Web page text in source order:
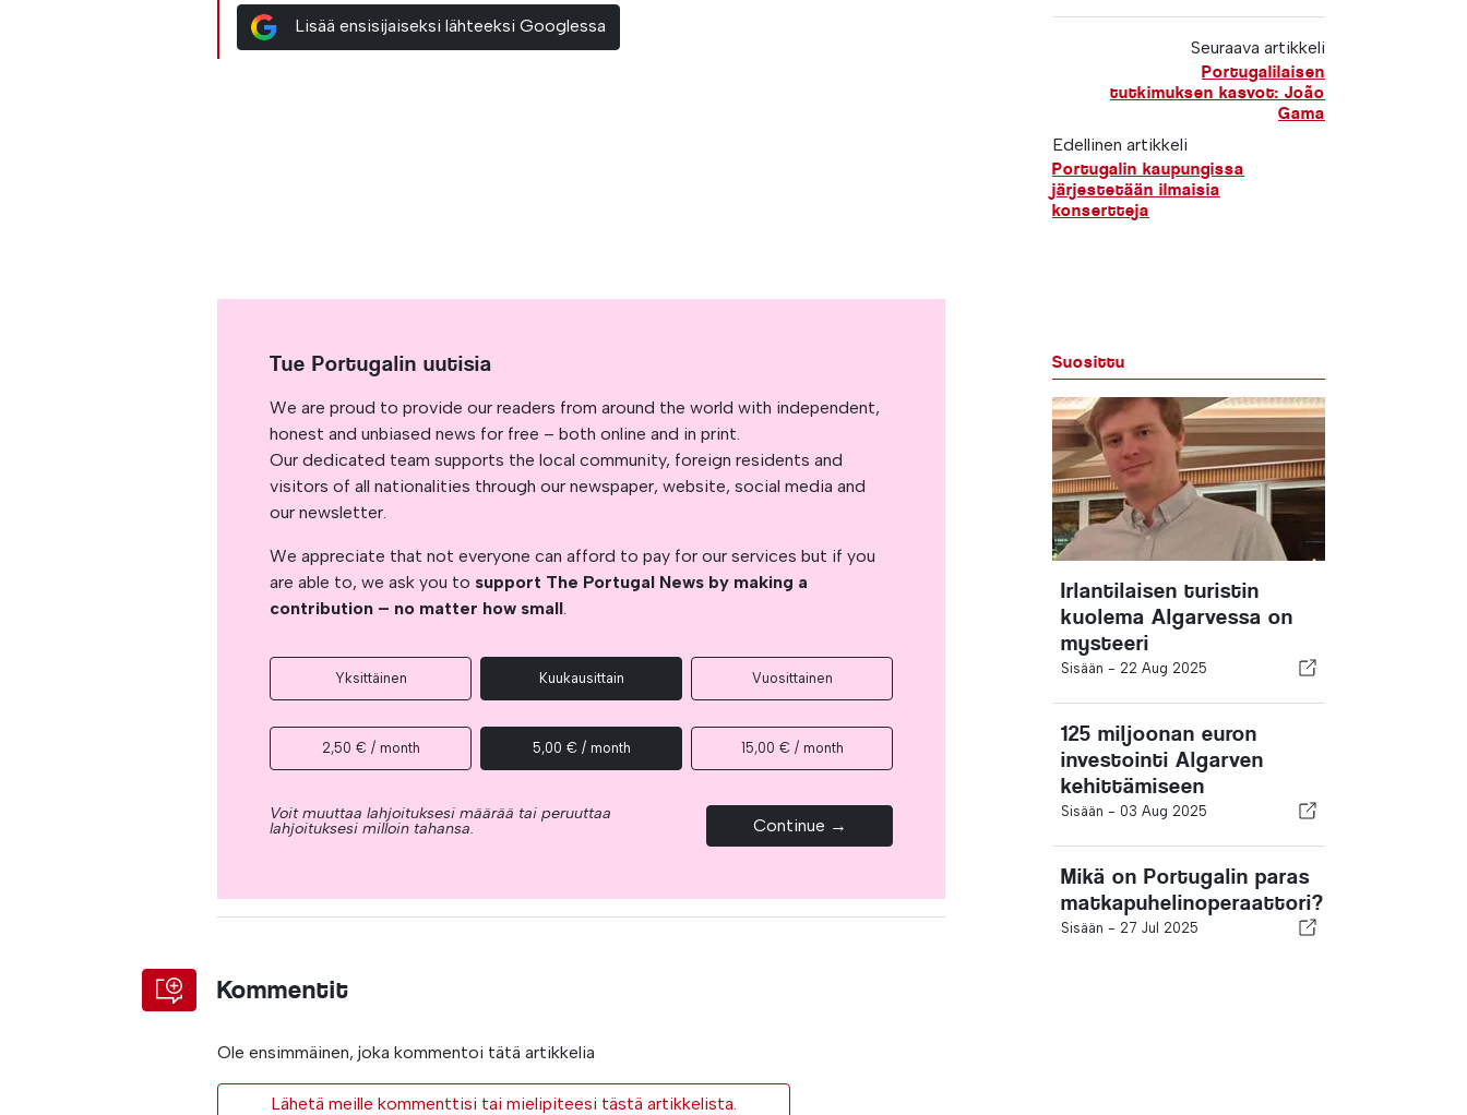
Lisää ensisijaiseksi lähteeksi Googlessa
Seuraava artikkeli
Portugalilaisen
tutkimuksen kasvot: João
Gama
Edellinen artikkeli
Portugalin kaupungissa
järjestetään ilmaisia
konsertteja
Tue Portugalin uutisia
We are proud to provide our readers from around the world with independent,
honest and unbiased news for free – both online and in print.
Our dedicated team supports the local community, foreign residents and
visitors of all nationalities through our newspaper, website, social media and
our newsletter.
We appreciate that not everyone can afford to pay for our services but if you
are able to, we ask you to support The Portugal News by making a
contribution – no matter how small.
Yksittäinen Kuukausittain Vuosittainen
2,50 € / month 5,00 € / month 15,00 € / month
Voit muuttaa lahjoituksesi määrää tai peruuttaa
lahjoituksesi milloin tahansa. Continue →
Kommentit
Ole ensimmäinen, joka kommentoi tätä artikkelia
Lähetä meille kommenttisi tai mielipiteesi tästä artikkelista.
Suosittu
Irlantilaisen turistin
kuolema Algarvessa on
mysteeri
Sisään - 22 Aug 2025
125 miljoonan euron
investointi Algarven
kehittämiseen
Sisään - 03 Aug 2025
Mikä on Portugalin paras
matkapuhelinoperaattori?
Sisään - 27 Jul 2025